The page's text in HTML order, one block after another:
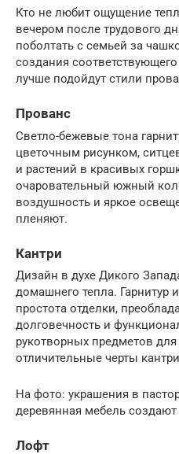
Кто не любит ощущение
вечером после трудового
поболтать с семьей за
создания
лучше подойдут стили
Прованс
Светло-бежевые тона
цветочным рисунком,
и растений в красивых
очаровательный южный
воздушность и яркое
пленяют.
Кантри
Дизайн в духе Дикого
домашнего тепла. Гарнитур
простота отделки,
долговечность и
рукотворных предметов
отличительные черты
На фото: украшения в
деревянная мебель
Лофт